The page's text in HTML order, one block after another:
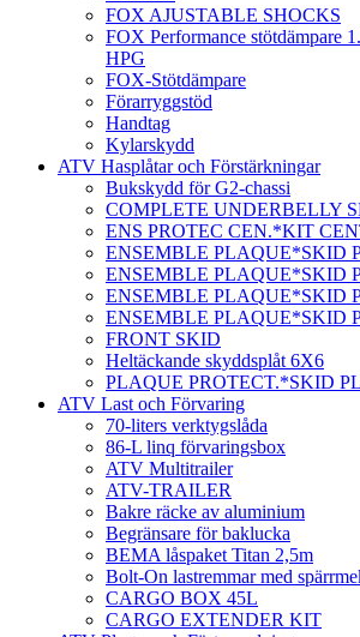
FOX AJUSTABLE SHOCKS
FOX Performance stötdämpare
HPG
FOX-Stötdämpare
Förarryggstöd
Handtag
Kylarskydd
ATV Hasplåtar och Förstärkningar
Bukskydd för G2-chassi
COMPLETE UNDERBELLY
ENS PROTEC CEN.*KIT
ENSEMBLE PLAQUE*SKID
ENSEMBLE PLAQUE*SKID
ENSEMBLE PLAQUE*SKID
ENSEMBLE PLAQUE*SKID
FRONT SKID
Heltäckande skyddsplåt 6X6
PLAQUE PROTECT.*SKID
ATV Last och Förvaring
70-liters verktygslåda
86-L linq förvaringsbox
ATV Multitrailer
ATV-TRAILER
Bakre räcke av aluminium
Begränsare för baklucka
BEMA låspaket Titan 2,5m
Bolt-On lastremmar med
CARGO BOX 45L
CARGO EXTENDER KIT